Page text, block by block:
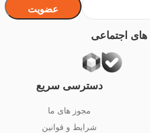
دسترسی سریع
مجوز های ما
شرایط و قوانین
عضویت
اجتماعی